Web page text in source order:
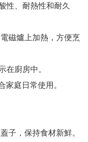
性、耐熱性和耐久
磁爐上加熱，方便烹
在廚房中。
庭日常使用。
子，保持食材新鮮。